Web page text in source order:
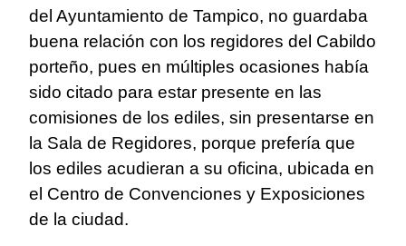
del Ayuntamiento de Tampico, no guardaba
buena relación con los regidores del Cabildo
porteño, pues en múltiples ocasiones había
sido citado para estar presente en las
comisiones de los ediles, sin presentarse en
la Sala de Regidores, porque prefería que
los ediles acudieran a su oficina, ubicada en
el Centro de Convenciones y Exposiciones
de la ciudad.